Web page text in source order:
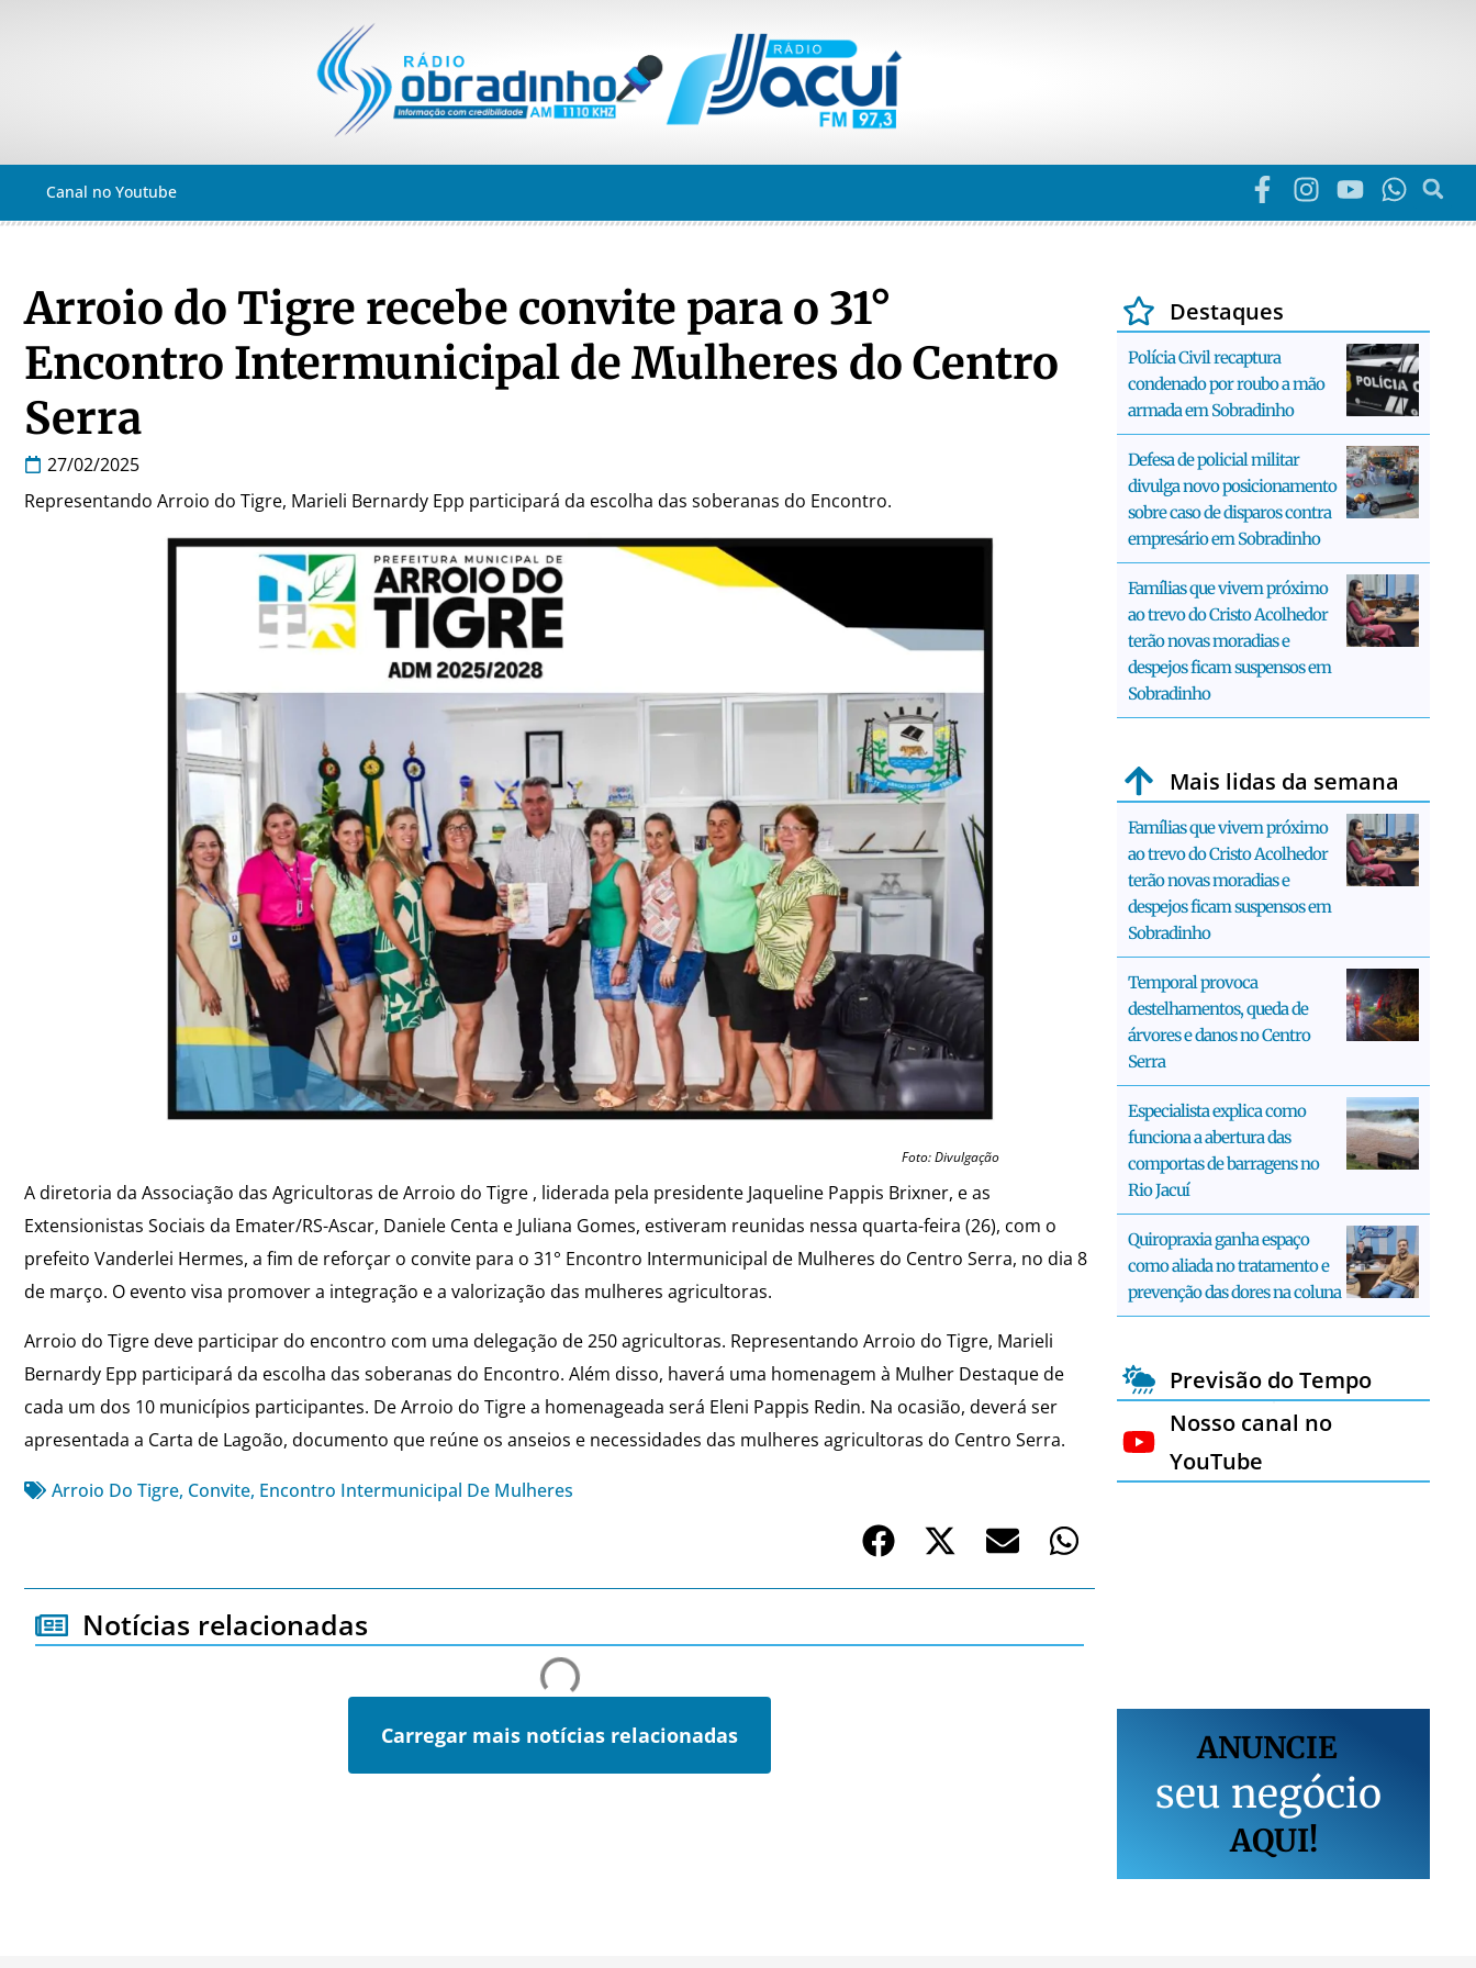
Canal no Youtube
Arroio do Tigre recebe convite para o 31°
Encontro Intermunicipal de Mulheres do Centro
Serra
27/02/2025
Representando Arroio do Tigre, Marieli Bernardy Epp participará da escolha das soberanas do Encontro.
Foto: Divulgação
A diretoria da Associação das Agricultoras de Arroio do Tigre , liderada pela presidente Jaqueline Pappis Brixner, e as
Extensionistas Sociais da Emater/RS-Ascar, Daniele Centa e Juliana Gomes, estiveram reunidas nessa quarta-feira (26), com o
prefeito Vanderlei Hermes, a fim de reforçar o convite para o 31° Encontro Intermunicipal de Mulheres do Centro Serra, no dia 8
de março. O evento visa promover a integração e a valorização das mulheres agricultoras.
Arroio do Tigre deve participar do encontro com uma delegação de 250 agricultoras. Representando Arroio do Tigre, Marieli
Bernardy Epp participará da escolha das soberanas do Encontro. Além disso, haverá uma homenagem à Mulher Destaque de
cada um dos 10 municípios participantes. De Arroio do Tigre a homenageada será Eleni Pappis Redin. Na ocasião, deverá ser
apresentada a Carta de Lagoão, documento que reúne os anseios e necessidades das mulheres agricultoras do Centro Serra.
Arroio Do Tigre, Convite, Encontro Intermunicipal De Mulheres
Notícias relacionadas
Carregar mais notícias relacionadas
Destaques
Polícia Civil recaptura
condenado por roubo a mão
armada em Sobradinho
Defesa de policial militar
divulga novo posicionamento
sobre caso de disparos contra
empresário em Sobradinho
Famílias que vivem próximo
ao trevo do Cristo Acolhedor
terão novas moradias e
despejos ficam suspensos em
Sobradinho
Mais lidas da semana
Famílias que vivem próximo
ao trevo do Cristo Acolhedor
terão novas moradias e
despejos ficam suspensos em
Sobradinho
Temporal provoca
destelhamentos, queda de
árvores e danos no Centro
Serra
Especialista explica como
funciona a abertura das
comportas de barragens no
Rio Jacuí
Quiropraxia ganha espaço
como aliada no tratamento e
prevenção das dores na coluna
Previsão do Tempo
Nosso canal no
YouTube
ANUNCIE
seu negócio
AQUI!